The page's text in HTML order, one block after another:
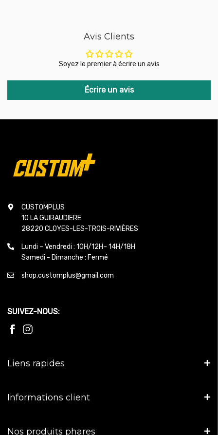
Avis Clients
Soyez le premier à écrire un avis
Écrire un avis
CUSTOMPLUS
10 LA GUIRAUDIERE
28220 CLOYES-LES-TROIS-RIVIÈRES
Lundi – Vendredi : 10H/12H– 14H/18H
Samedi - Dimanche : Fermé
shop.customplus@gmail.com
SUIVEZ-NOUS:
Liens rapides
Informations client
Nos produits phares